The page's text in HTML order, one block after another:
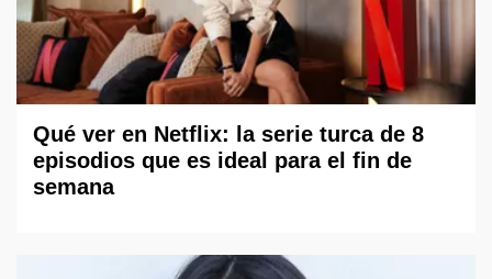
Qué ver en Netflix: la serie turca de 8
episodios que es ideal para el fin de
semana